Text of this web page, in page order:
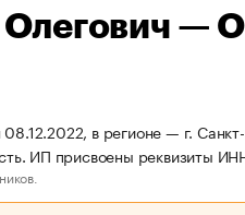
Олегович —
в регионе — г.
ИП присвоены